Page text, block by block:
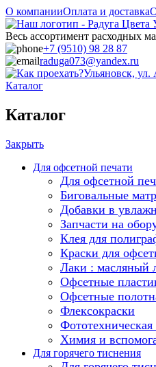
О компанииОплата и доставка
Весь ассортимент расходных
+7 (9510) 98 28 87
raduga073@yandex.ru
Ульяновск, ул.
Каталог
Каталог
Закрыть
Для офсетной печати
Для офсетной
Биговальные
Добавки в
Запчасти на
Клея для
Краски для
Лаки : масляный
Офсетные
Офсетные
Флексокраски
Химия и
Для горячего тиснения